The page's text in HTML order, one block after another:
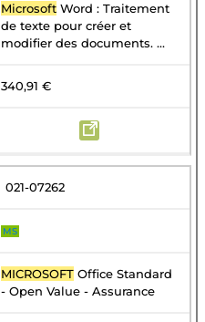
Microsoft Word : Traitement
de texte pour créer et
modifier des documents. ...
340,91 €
021-07262
MS
MICROSOFT Office Standard
- Open Value - Assurance